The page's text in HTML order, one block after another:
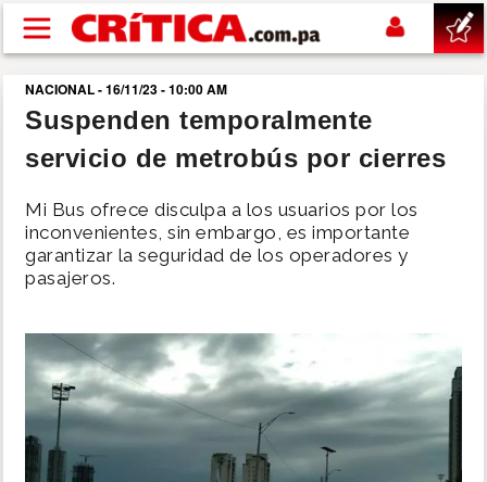
Pasar al contenido principal
buscar
SUCESOS
NACIONAL
POLÍTICA
DEPORTES
MUNDO
NACIONAL - 16/11/23 - 10:00 AM
Suspenden temporalmente
servicio de metrobús por cierres
Mi Bus ofrece disculpa a los usuarios por los
inconvenientes, sin embargo, es importante
garantizar la seguridad de los operadores y
pasajeros.